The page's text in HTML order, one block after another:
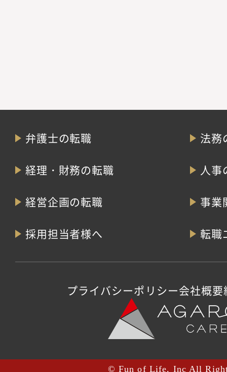
弁護士の転職 法務
経理・財務の転職 人事
経営企画の転職 事業
採用担当者様へ 転職
プライバシーポリシー会社概要
© Fun of Life, Inc All Right